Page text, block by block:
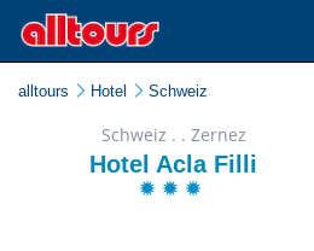
alltours Hotel Schweiz
Schweiz . . Zernez
Hotel Acla Filli